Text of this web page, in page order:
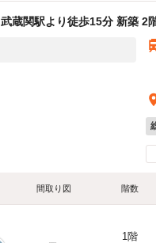
武蔵関駅より徒歩15分 新築 2
間取り図 階数
1階